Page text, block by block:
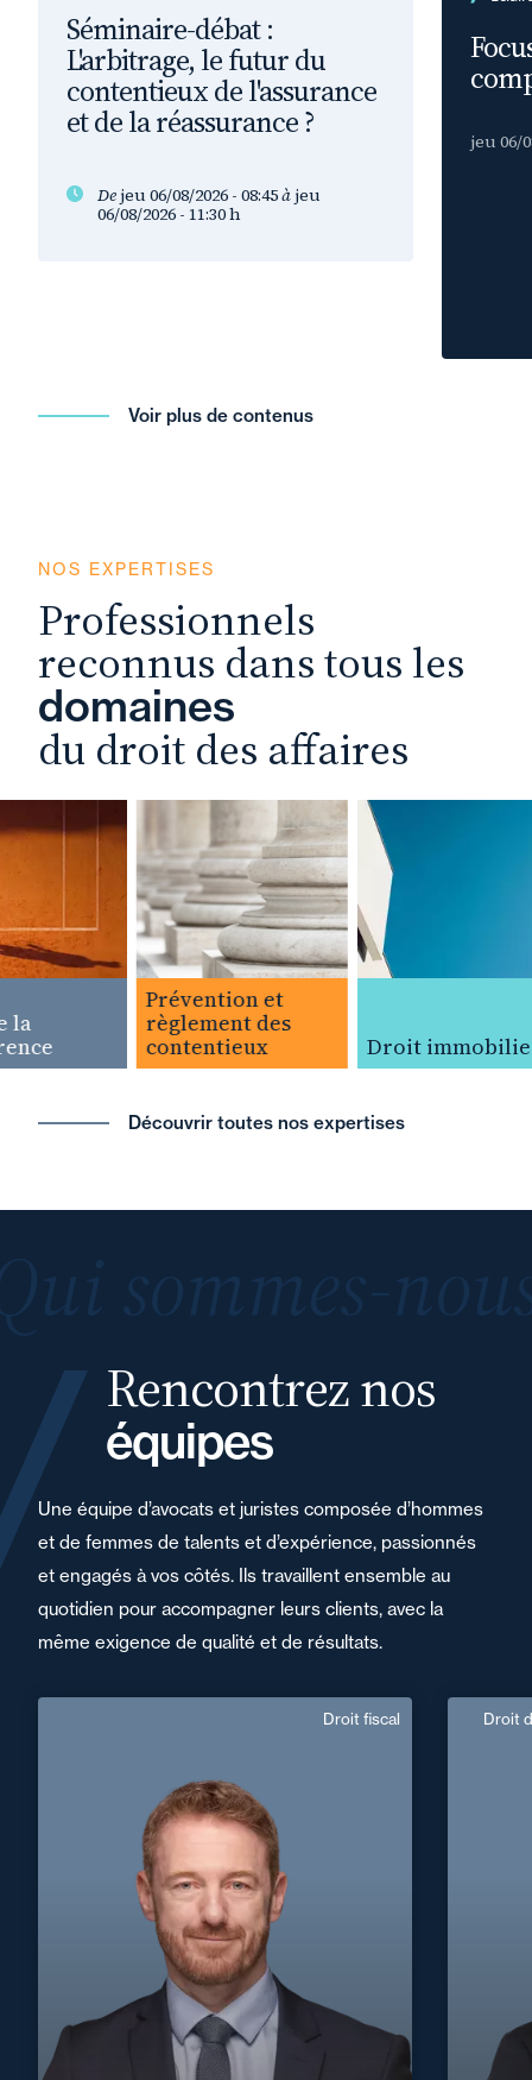
Séminaire-débat :
L'arbitrage, le futur du
contentieux de l'assurance
et de la réassurance ?
De jeu 06/08/2026 - 08:45à jeu
06/08/2026 - 11:30h
jeu 06/
Voir plus de contenus
NOS EXPERTISES
Professionnels
reconnus dans tous les
domaines
du droit des affaires
Prévention et
règlement des
contentieux
Droit immobilier
Découvrir toutes nos expertises
Rencontrez nos
équipes
Une équipe d’avocats et juristes composée d’hommes
et de femmes de talents et d’expérience, passionnés
et engagés à vos côtés. Ils travaillent ensemble au
quotidien pour accompagner leurs clients, avec la
même exigence de qualité et de résultats.
Droit fiscal
Domaine d’expertises :
+33 2 99 33 88 88
sebastien.vallee@fidal.com
Droit
+33 1